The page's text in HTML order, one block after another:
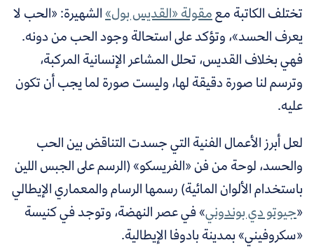
تختلف الكاتبة معمقولة «القديس بول»الشهيرة: «الحب لا
يعرف الحسد»، وتؤكد على استحالة وجود الحب من دونه.
فهي بخلاف القديس، تحلل المشاعر الإنسانية المركبة،
وترسم لنا صورة دقيقة لها، وليست صورة لما يجب أن تكون
عليه.
لعل أبرز الأعمال الفنية التي جسدت التناقض بين الحب
والحسد، لوحة من فن «الفريسكو» (الرسم على الجبس اللين
باستخدام الألوان المائية) رسمها الرسام والمعماري الإيطالي
«جيوتو دي بوندوني»في عصر النهضة، وتوجد في كنيسة
«سكروفيني» بمدينة بادوفا الإيطالية.